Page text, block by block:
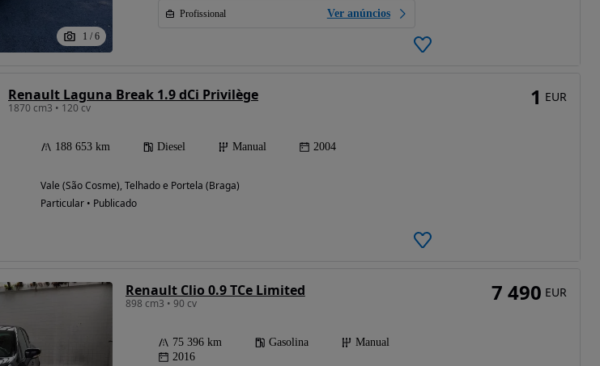
financiamento
1 / 6
Profissional Ver anúncios
Renault Laguna Break 1.9 dCi Privilège
1870 cm3 • 120 cv
188 653 km Diesel Manual 2004
Vale (São Cosme), Telhado e Portela (Braga)
Particular • Publicado
1 EUR
Renault Clio 0.9 TCe Limited
898 cm3 • 90 cv
75 396 km Gasolina
Manual
2016
7 490 EUR